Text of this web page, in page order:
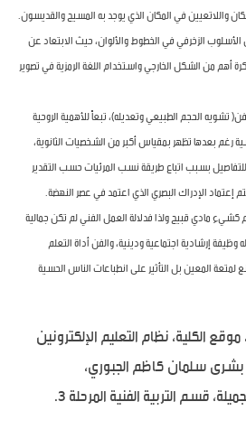
واللاتعيين في المكان الذي يوجد به المسيح والقديسون.
الزخرفي في الخطوط والألوان، حيث الابتعاد عن
أهم من الشكل الخارجي واستخدام اللغة الرمزية في تصوير
تشويه الحجم الطبيعي وتعديله)، تبعاً للأهمية الروحية
رغم بعدها تظهر بمقياس أكبر من الشخصيات الثانوية،
للتفاصيل بسبب اتباع طريقة نسب المرئيات حسب التقدير
إعتماد الإدراك البصري الذي اعتمد في عصر النهضة.
كشيء مادي قبيح ولذا فدلالة العمل الفني لم تكن جمالية
وظيفة إرشادية اجتماعية ودينية، والفن أداة التعلم
لمتعة المعين بل التأثير على انطباعات الناس الحسية
الكلية، نظام التعليم الإلكترونين
سلمان كاظم الجبوري،